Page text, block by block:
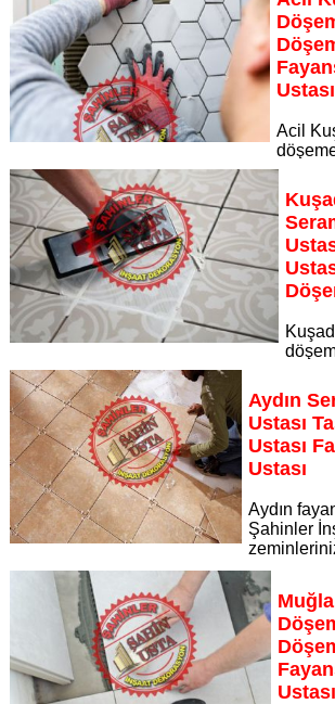
Sayfaya Git
Ustası
Acil
İnşaat Dekorasyon, zeminlerinizi sanat
uzman kadrosuyla Acil Kuşadası
sunuyor
Sayfaya Git
İnşaat Dekorasyon, zeminlerinizi sanat
uzman kadrosuyla Kuşadası Aydın
sunuyor
Sayfaya Git
Aydın
Ustası
Ustası
Ustası
Aydın
Şahinler
işleyen uzman kadrosuyla Aydın
sunuyor Aydın seramik döşeme ustası taş
fayans döşeme ustası
Sayfaya Git
Ustası